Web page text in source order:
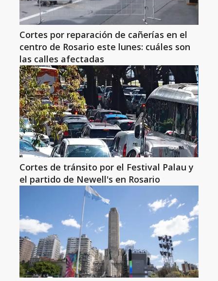
Cortes por reparación de cañerías en el
centro de Rosario este lunes: cuáles son
las calles afectadas
Cortes de tránsito por el Festival Palau y
el partido de Newell's en Rosario